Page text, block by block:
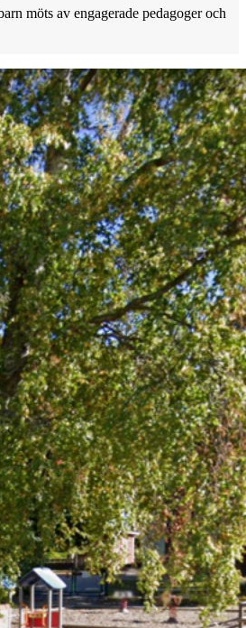
möts av engagerade pedagoger och